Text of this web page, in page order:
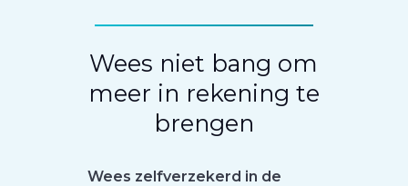
Wees niet bang om
meer in rekening te
brengen
Wees zelfverzekerd in de